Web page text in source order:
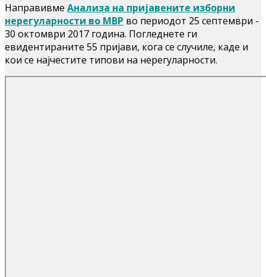
Направивме Анализа на пријавените изборни
нерегуларности во МВР во периодот 25 септември -
30 октомври 2017 година. Погледнете ги
евидентираните 55 пријави, кога се случиле, каде и
кои се најчестите типови на нерегуларности.